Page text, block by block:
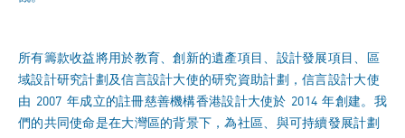
所有籌款收益將用於教育、創新的遺產項目、設計發展項目、區
域設計研究計劃及信言設計大使的研究資助計劃，信言設計大使
由 2007 年成立的註冊慈善機構香港設計大使於 2014 年創建。我
們的共同使命是在大灣區的背景下，為社區、與可持續發展計劃